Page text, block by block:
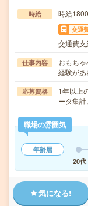
時給 時給
交通
交通費支
仕事内容
おもち
経験が
応募資格
1年以上
ータ集
職場の雰囲気
年齢層
20代
気になる!